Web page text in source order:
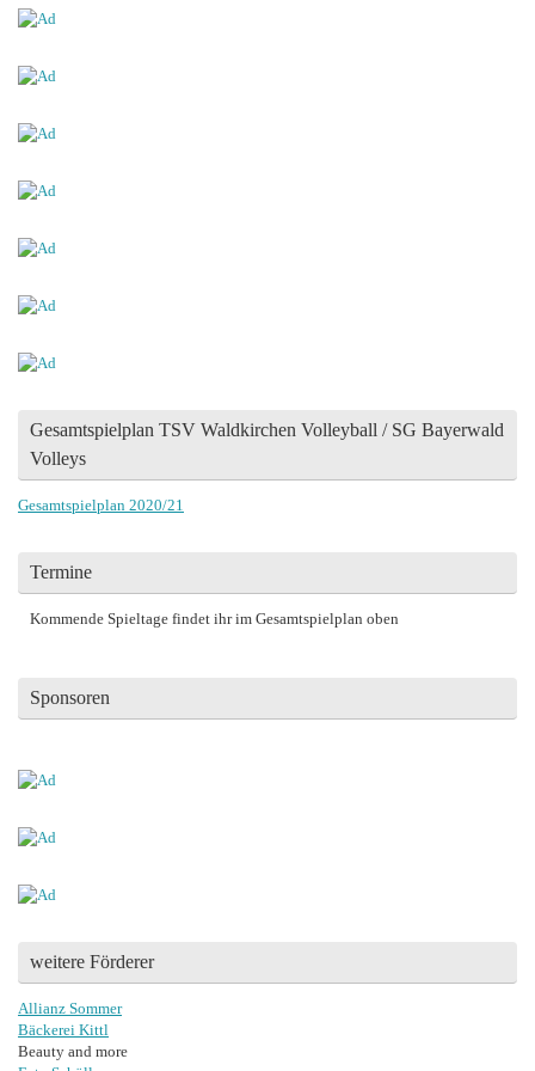
Gesamtspielplan TSV Waldkirchen Volleyball / SG Bayerwald
Volleys
Gesamtspielplan 2020/21
Termine
Kommende Spieltage findet ihr im Gesamtspielplan oben
Sponsoren
weitere Förderer
Allianz Sommer
Bäckerei Kittl
Beauty and more